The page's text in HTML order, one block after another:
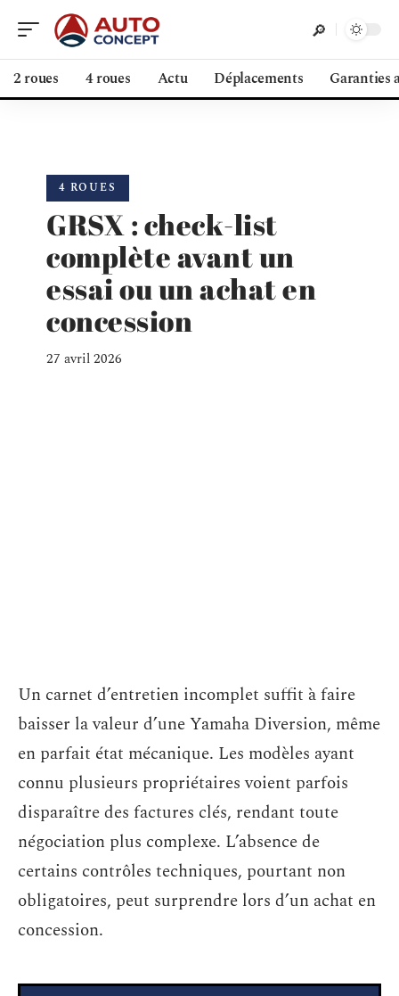
2 roues 4 roues Actu Déplacements Garanties
4 ROUES
GRSX : check-list
complète avant un
essai ou un achat en
concession
27 avril 2026
Un carnet d’entretien incomplet suffit à faire
baisser la valeur d’une Yamaha Diversion, même
en parfait état mécanique. Les modèles ayant
connu plusieurs propriétaires voient parfois
disparaître des factures clés, rendant toute
négociation plus complexe. L’absence de
certains contrôles techniques, pourtant non
obligatoires, peut surprendre lors d’un achat en
concession.